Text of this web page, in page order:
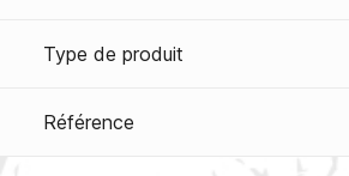
Type de produit
Référence